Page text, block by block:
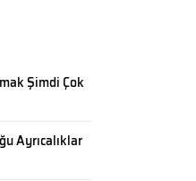
Şimdi Çok
Ayrıcalıklar